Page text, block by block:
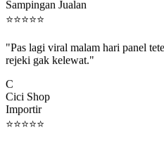
⭐⭐⭐⭐⭐
rejeki gak kelewat."
Cici Shop
Importir
⭐⭐⭐⭐⭐